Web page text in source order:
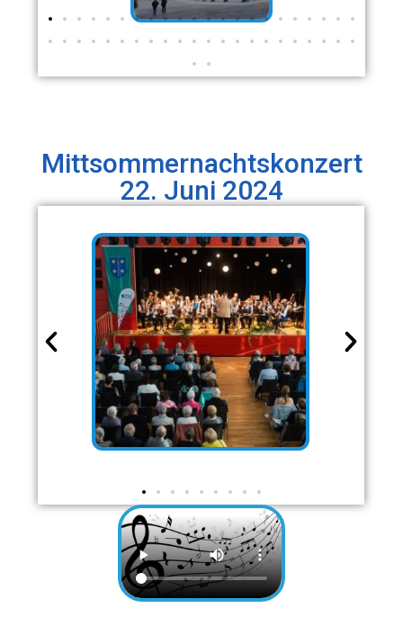
Mittsommernachtskonzert
22. Juni 2024